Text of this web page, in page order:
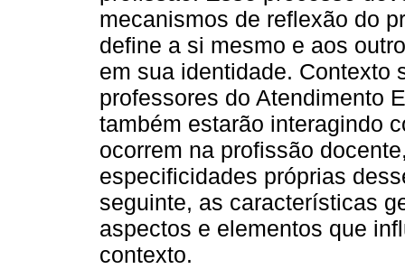
mecanismos de reflexão do
define a si mesmo e aos
em sua identidade. Contexto
professores do Atendimento
também estarão interagindo
ocorrem na profissão
especificidades próprias
seguinte, as características
aspectos e elementos que
contexto.